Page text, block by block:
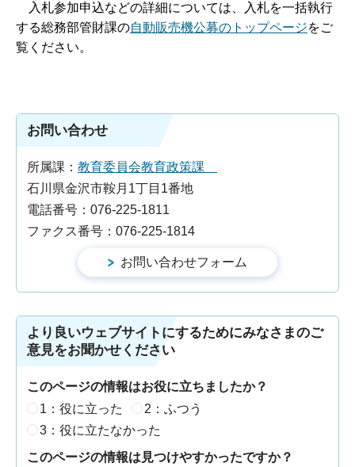
入札参加申込などの詳細については、入札を一括執行
する総務部管財課の自動販売機公募のトップページをご
覧ください。
お問い合わせ
所属課： 教育委員会教育政策課
石川県金沢市鞍月1丁目1番地
電話番号：076-225-1811
ファクス番号：076-225-1814
より良いウェブサイトにするためにみなさまのご
意見をお聞かせください
このページの情報はお役に立ちましたか？
1：役に立った
2：ふつう
3：役に立たなかった
このページの情報は見つけやすかったですか？